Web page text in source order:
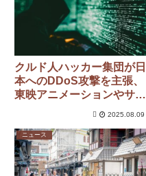
クルド人ハッカー集団が日
本へのDDoS攻撃を主張、
東映アニメーションやサッ
2025.08.09
ニュース